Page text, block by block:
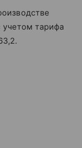
учетом тарифа